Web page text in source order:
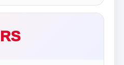
RS